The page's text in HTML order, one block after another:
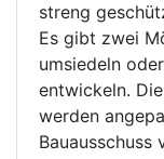
streng
Es gibt zwei
umsiedeln
entwickeln.
werden
Bauausschuss